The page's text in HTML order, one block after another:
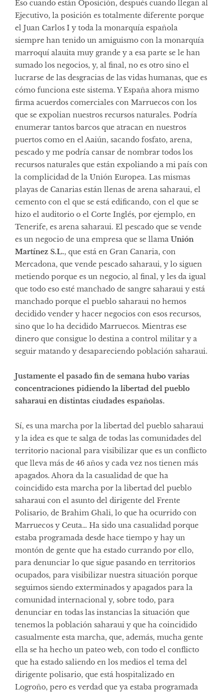
Eso cuando están Oposición, después cuando llegan al
Ejecutivo, la posición es totalmente diferente porque
el Juan Carlos I y toda la monarquía española
siempre han tenido un amiguismo con la monarquía
marroquí alauita muy grande y a esa parte se le han
sumado los negocios, y, al final, no es otro sino el
lucrarse de las desgracias de las vidas humanas, que es
cómo funciona este sistema. Y España ahora mismo
firma acuerdos comerciales con Marruecos con los
que se expolian nuestros recursos naturales. Podría
enumerar tantos barcos que atracan en nuestros
puertos como en el Aaiún, sacando fosfato, arena,
pescado y me podría cansar de nombrar todos los
recursos naturales que están expoliando a mi país con
la complicidad de la Unión Europea. Las mismas
playas de Canarias están llenas de arena saharaui, el
cemento con el que se está edificando, con el que se
hizo el auditorio o el Corte Inglés, por ejemplo, en
Tenerife, es arena saharaui. El pescado que se vende
es un negocio de una empresa que se llama Unión
Martínez S.L., que está en Gran Canaria, con
Mercadona, que vende pescado saharaui, y lo siguen
metiendo porque es un negocio, al final, y les da igual
que todo eso esté manchado de sangre saharaui y está
manchado porque el pueblo saharaui no hemos
decidido vender y hacer negocios con esos recursos,
sino que lo ha decidido Marruecos. Mientras ese
dinero que consigue lo destina a control militar y a
seguir matando y desapareciendo población saharaui.
Justamente el pasado fin de semana hubo varias
concentraciones pidiendo la libertad del pueblo
saharaui en distintas ciudades españolas.
Sí, es una marcha por la libertad del pueblo saharaui
y la idea es que te salga de todas las comunidades del
territorio nacional para visibilizar que es un conflicto
que lleva más de 46 años y cada vez nos tienen más
apagados. Ahora da la casualidad de que ha
coincidido esta marcha por la libertad del pueblo
saharaui con el asunto del dirigente del Frente
Polisario, de Brahim Ghali, lo que ha ocurrido con
Marruecos y Ceuta… Ha sido una casualidad porque
estaba programada desde hace tiempo y hay un
montón de gente que ha estado currando por ello,
para denunciar lo que sigue pasando en territorios
ocupados, para visibilizar nuestra situación porque
seguimos siendo exterminados y apagados para la
comunidad internacional y, sobre todo, para
denunciar en todas las instancias la situación que
tenemos la población saharaui y que ha coincidido
casualmente esta marcha, que, además, mucha gente
ella se ha hecho un pateo web, con todo el conflicto
que ha estado saliendo en los medios el tema del
dirigente polisario, que está hospitalizado en
Logroño, pero es verdad que ya estaba programada